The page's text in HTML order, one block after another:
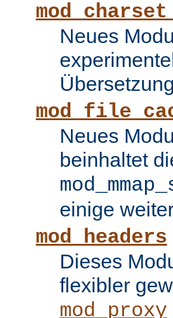
Neues
Neues
beinhaltet
einige
mod_headers
Dieses
flexibler
mod_proxy